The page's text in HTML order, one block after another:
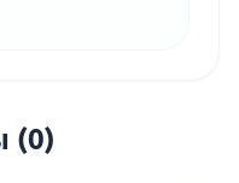
(0)